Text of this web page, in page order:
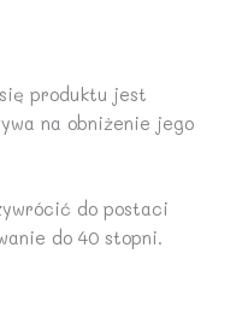
produktu jest
na obniżenie jego
do postaci
do 40 stopni.